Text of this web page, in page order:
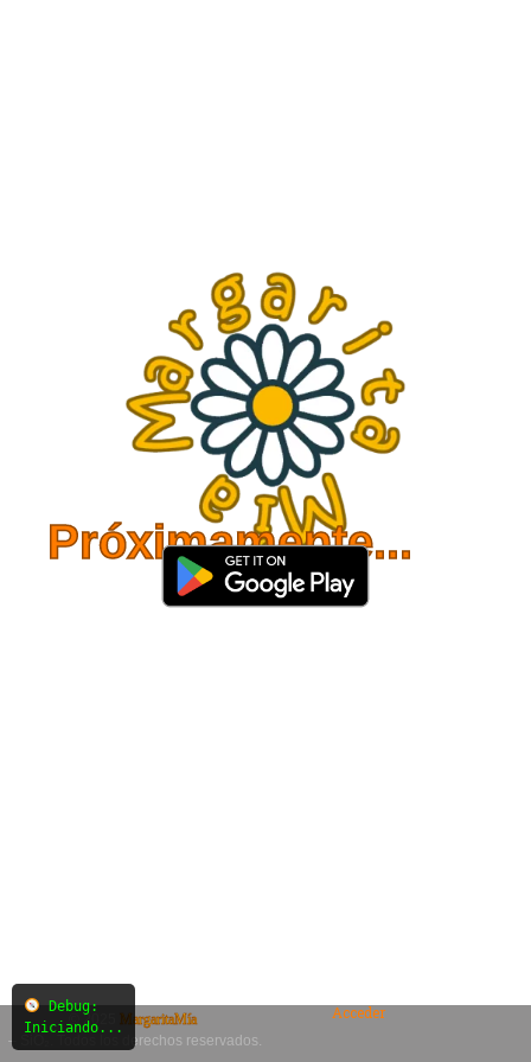
Próximamente...
© 2025
MargaritaMía
– SiO₂. Todos los derechos reservados.
Acceder
Debug:
Iniciando...